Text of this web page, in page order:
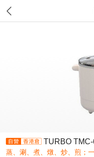
TURBO
蒸、涮、煮、燉、炒、煎；